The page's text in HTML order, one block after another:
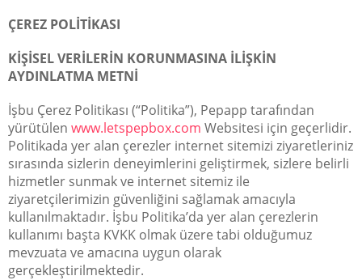
ÇEREZ POLİTİKASI
KİŞİSEL VERİLERİN KORUNMASINA İLİŞKİN
AYDINLATMA METNİ
İşbu Çerez Politikası (“Politika”), Pepapp tarafından
yürütülen www.letspepbox.com Websitesi için geçerlidir.
Politikada yer alan çerezler internet sitemizi ziyaretleriniz
sırasında sizlerin deneyimlerini geliştirmek, sizlere belirli
hizmetler sunmak ve internet sitemiz ile
ziyaretçilerimizin güvenliğini sağlamak amacıyla
kullanılmaktadır. İşbu Politika’da yer alan çerezlerin
kullanımı başta KVKK olmak üzere tabi olduğumuz
mevzuata ve amacına uygun olarak
gerçekleştirilmektedir.